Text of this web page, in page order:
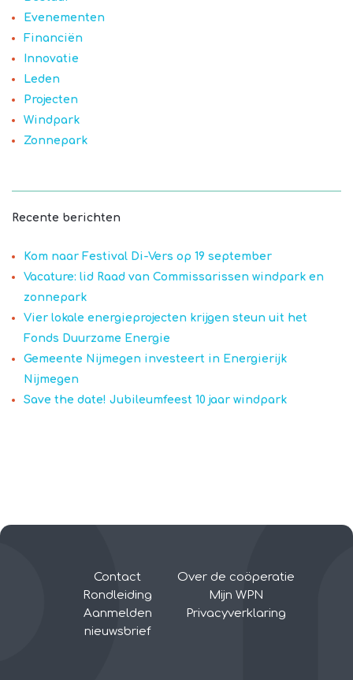
Evenementen
Financiën
Innovatie
Leden
Projecten
Windpark
Zonnepark
Recente berichten
Kom naar Festival Di-Vers op 19 september
Vacature: lid Raad van Commissarissen windpark en
zonnepark
Vier lokale energieprojecten krijgen steun uit het
Fonds Duurzame Energie
Gemeente Nijmegen investeert in Energierijk
Nijmegen
Save the date! Jubileumfeest 10 jaar windpark
Contact
Rondleiding
Aanmelden
nieuwsbrief
Over de coöperatie
Mijn WPN
Privacyverklaring